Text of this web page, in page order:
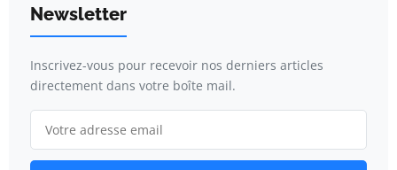
Newsletter
Inscrivez-vous pour recevoir nos derniers articles
directement dans votre boîte mail.